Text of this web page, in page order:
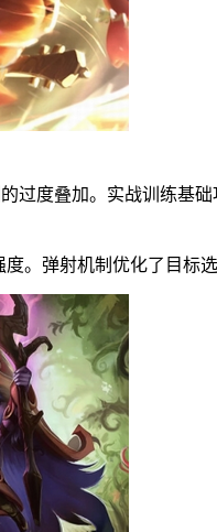
过度叠加。实战训练基
。弹射机制优化了目标